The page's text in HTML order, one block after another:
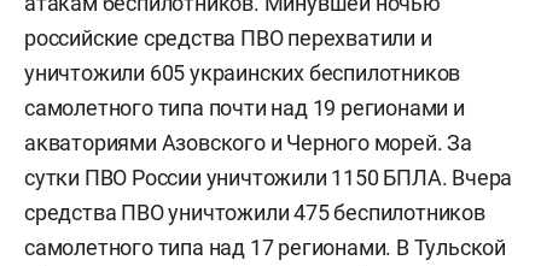
российские средства ПВО перехватили и
уничтожили 605 украинских беспилотников
самолетного типа почти над 19 регионами и
акваториями Азовского и Черного морей. За
сутки ПВО России уничтожили 1150 БПЛА. Вчера
средства ПВО уничтожили 475 беспилотников
самолетного типа над 17 регионами. В Тульской